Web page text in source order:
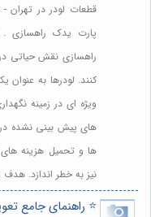
قطعات لودر در تهران
پارت یدک راهسازی .
راهسازی نقش حیاتی
کنند. لودرها به عنوان
ویژه ای در زمینه
های پیش بینی نشده در
ها و تحمیل هزینه های
نیز به خطر اندازد. هدف
⭐️ راهنمای جامع